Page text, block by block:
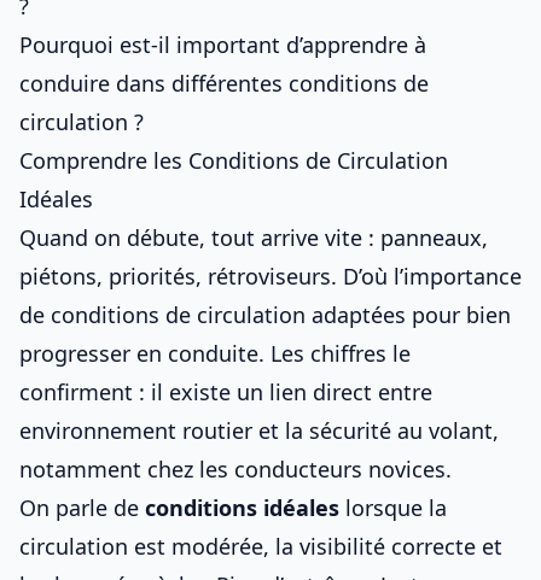
?
Pourquoi est-il important d’apprendre à
conduire dans différentes conditions de
circulation ?
Comprendre les Conditions de Circulation
Idéales
Quand on débute, tout arrive vite : panneaux,
piétons, priorités, rétroviseurs. D’où l’importance
de conditions de circulation adaptées pour bien
progresser en conduite. Les chiffres le
confirment : il existe un lien direct entre
environnement routier et la sécurité au volant,
notamment chez les conducteurs novices.
On parle de conditions idéales lorsque la
circulation est modérée, la visibilité correcte et